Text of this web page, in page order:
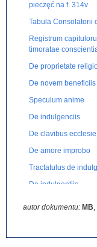
pieczęć na f. 314v
Tabula Consolatorii
Registrum
timoratae
De proprietate
De novem
Speculum anime
De indulgenciis
De clavibus ecclesie
De amore improbo
Tractatulus de
De indulgentiis
autor dokumentu: MB,